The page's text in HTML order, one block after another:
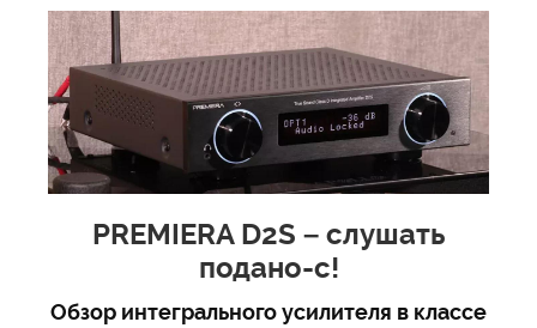
PREMIERA D2S – слушать
подано-с!
Обзор интегрального усилителя в классе